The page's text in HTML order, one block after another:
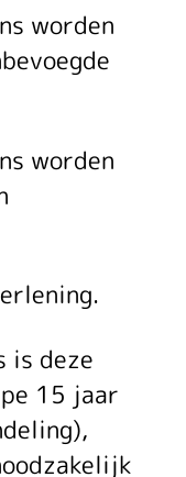
worden
worden
is deze
15 jaar